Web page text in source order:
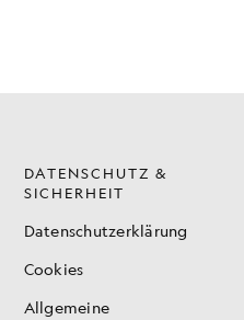
DATENSCHUTZ &
SICHERHEIT
Datenschutzerklärung
Cookies
Allgemeine